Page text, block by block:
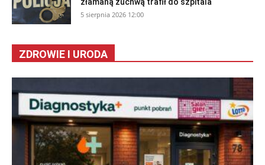
5 sierpnia 2026 12:00
ZDROWIE I URODA